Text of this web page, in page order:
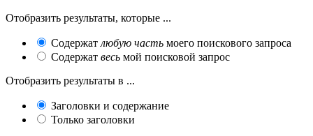
Отобразить результаты, которые ...
Содержат любую часть моего поискового запроса
Содержат весь мой поисковой запрос
Отобразить результаты в ...
Заголовки и содержание
Только заголовки